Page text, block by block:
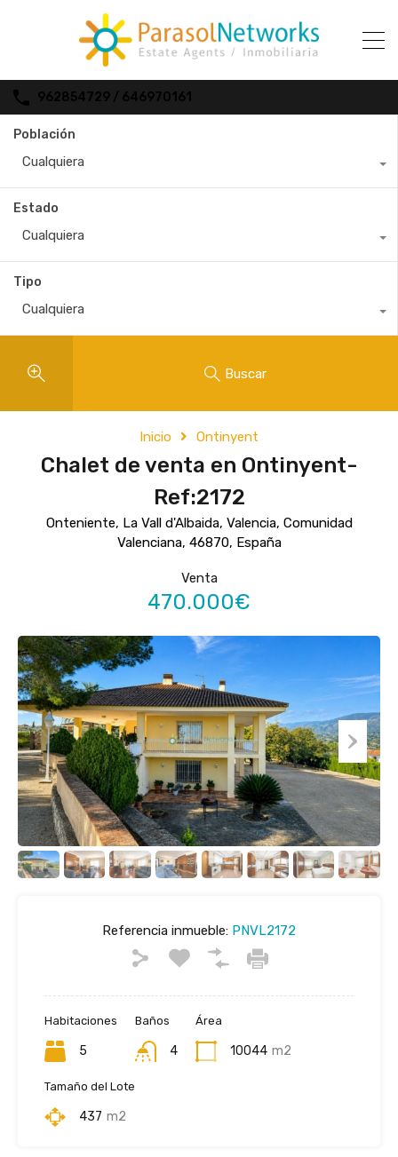
962854729 / 646970161
Población
Cualquiera
Estado
Cualquiera
Tipo
Cualquiera
Buscar
Inicio Ontinyent
Chalet de venta en Ontinyent-
Ref:2172
Onteniente, La Vall d'Albaida, Valencia, Comunidad
Valenciana, 46870, España
Venta
470.000€
Referencia inmueble: PNVL2172
Habitaciones
5
Baños
4
Área
10044 m2
Tamaño del Lote
437 m2